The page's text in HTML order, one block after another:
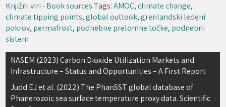
Knjižni viri - Book sources Tags:AMOC,climate change,
climate tipping points,global outlook,grenlandski ledeni
pokrov, permafrost, podnebne prelomne točke, podnebni
sistem
Navigacija
prispevka
NASEM (2023) Carbon Dioxide Utilization Markets and
Infrastructure – Status and Opportunities – A First Report
Judd EJ et al. (2022) The PhanSST global database of
Phanerozoic sea surface temperature proxy data. Scientific